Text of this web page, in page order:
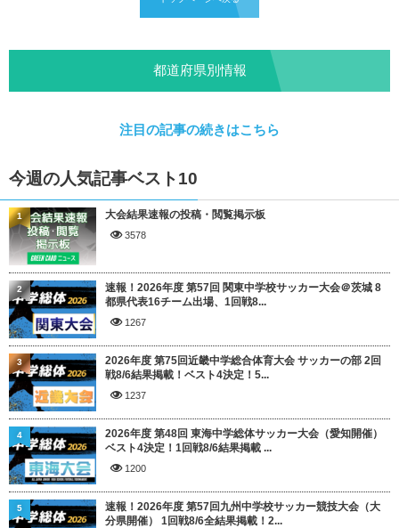
都道府県別情報
注目の記事の続きはこちら
今週の人気記事ベスト10
大会結果速報の投稿・閲覧掲示板
3578
1
速報！2026年度 第57回 関東中学校サッカー大会＠茨城 8
都県代表16チーム出場、1回戦8...
1267
2
2026年度 第75回近畿中学総合体育大会 サッカーの部 2回
戦8/6結果掲載！ベスト4決定！5...
1237
3
2026年度 第48回 東海中学総体サッカー大会（愛知開催）
ベスト4決定！1回戦8/6結果掲載 ...
1200
4
速報！2026年度 第57回九州中学校サッカー競技大会（大
分県開催） 1回戦8/6全結果掲載！2...
5